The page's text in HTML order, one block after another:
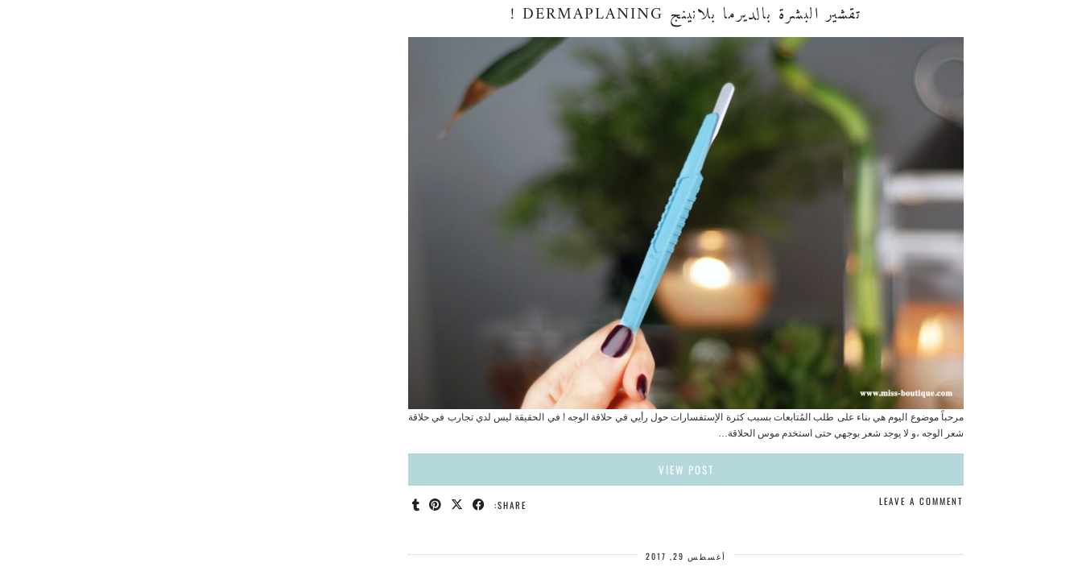
تقشير البشرة بالديرما بلانينج DERMAPLANING !
مرحباً موضوع اليوم هي بناء على طلب المُتابعات بسبب كثرة الإستفسارات حول رأيي في حلاقة الوجه ! في الحقيقة ليس لدي تجارب في حلاقة
شعر الوجه ،و لا يوجد شعر بوجهي حتى استخدم موس الحلاقة…
VIEW POST
SHARE: LEAVE A COMMENT
أغسطس 29, 2017